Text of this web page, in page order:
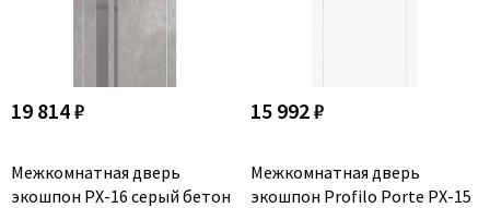
19 814 ₽
Межкомнатная дверь
экошпон PX-16 серый бетон
15 992 ₽
Межкомнатная дверь
экошпон Profilo Porte PX-15